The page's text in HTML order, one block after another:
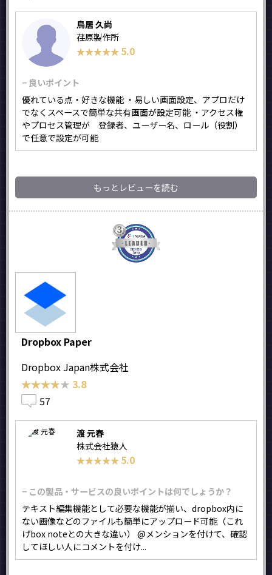
鳥居 久尚
荏原製作所
★★★★★
★★★★★ 5.0
− 良いポイント
優れている点・好きな機能 ・易しい画面設定、アプロだけ
でなくスペースで簡単な共有画面が設定可能 ・アクセス権
やプロセス管理が 登録者、ユーザー名、ロール（役割）
で任意で設定が可能
もっとレビューを読む
Dropbox Paper
Dropbox Japan株式会社
★★★★★
★★★★★ 3.8
57
渡 元春
株式会社猿人
★★★★★
★★★★★ 5.0
− この製品・サービスの良いポイントは何でしょうか？
テキスト編集機能として必要な機能が揃い、dropbox内に
ない画像などのファイルも簡単にアップロード可能（これ
げbox noteとの大きな違い） @メンションを付けて、確認
してほしい人にコメントを付け...